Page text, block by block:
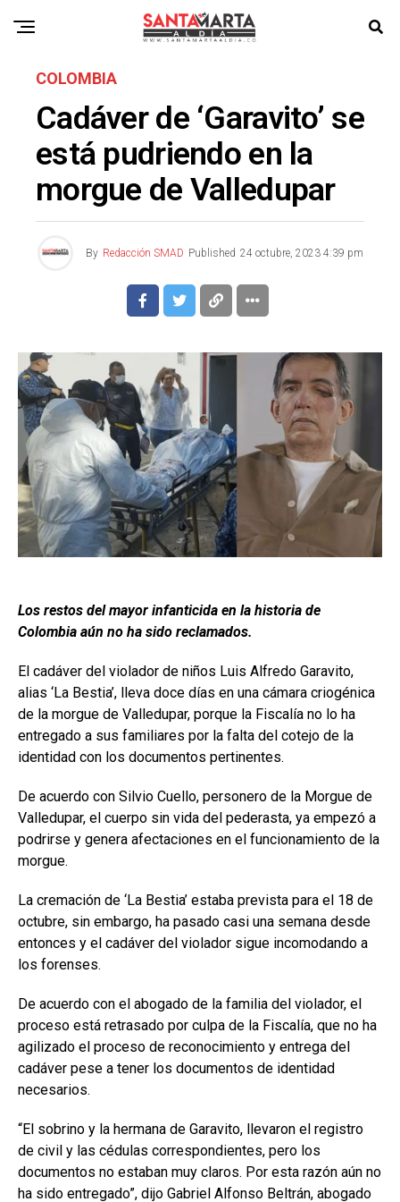
COLOMBIA
Cadáver de ‘Garavito’ se
está pudriendo en la
morgue de Valledupar
By Redacción SMAD Published 24 octubre, 2023 4:39 pm
Los restos del mayor infanticida en la historia de
Colombia aún no ha sido reclamados.
El cadáver del violador de niños Luis Alfredo Garavito,
alias ‘La Bestia’, lleva doce días en una cámara criogénica
de la morgue de Valledupar, porque la Fiscalía no lo ha
entregado a sus familiares por la falta del cotejo de la
identidad con los documentos pertinentes.
De acuerdo con Silvio Cuello, personero de la Morgue de
Valledupar, el cuerpo sin vida del pederasta, ya empezó a
podrirse y genera afectaciones en el funcionamiento de la
morgue.
La cremación de ‘La Bestia’ estaba prevista para el 18 de
octubre, sin embargo, ha pasado casi una semana desde
entonces y el cadáver del violador sigue incomodando a
los forenses.
De acuerdo con el abogado de la familia del violador, el
proceso está retrasado por culpa de la Fiscalía, que no ha
agilizado el proceso de reconocimiento y entrega del
cadáver pese a tener los documentos de identidad
necesarios.
“El sobrino y la hermana de Garavito, llevaron el registro
de civil y las cédulas correspondientes, pero los
documentos no estaban muy claros. Por esta razón aún no
ha sido entregado”, dijo Gabriel Alfonso Beltrán, abogado